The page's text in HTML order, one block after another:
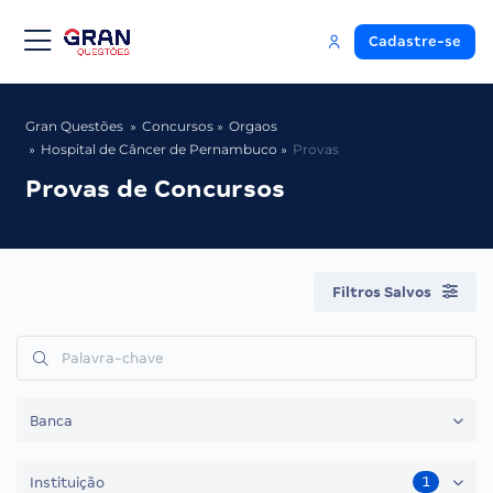
Cadastre-se
Gran Questões Concursos
Orgaos
Hospital de Câncer de Pernambuco
Provas
Provas de Concursos
Filtros Salvos
Banca
Instituição 1